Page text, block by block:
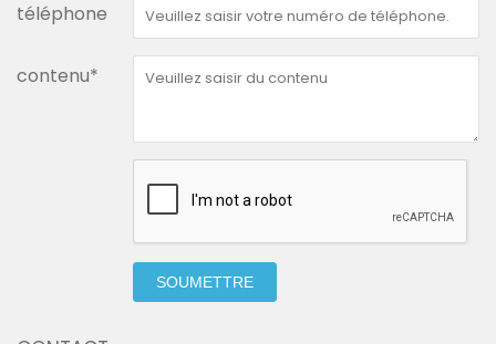
téléphone
contenu*
SOUMETTRE